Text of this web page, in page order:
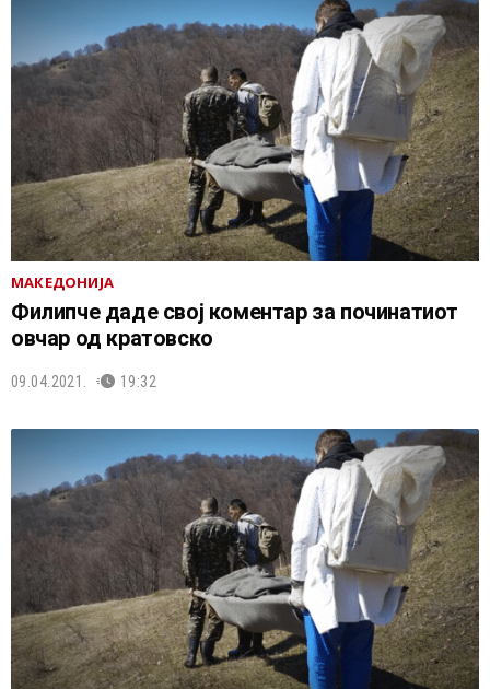
МАКЕДОНИЈА
Филипче даде свој коментар за починатиот
овчар од кратовско
09.04.2021. 19:32